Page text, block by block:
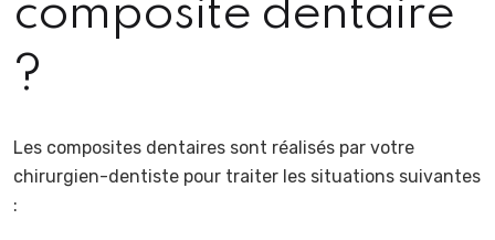
composite dentaire
?
Les composites dentaires sont réalisés par votre
chirurgien-dentiste pour traiter les situations suivantes
: